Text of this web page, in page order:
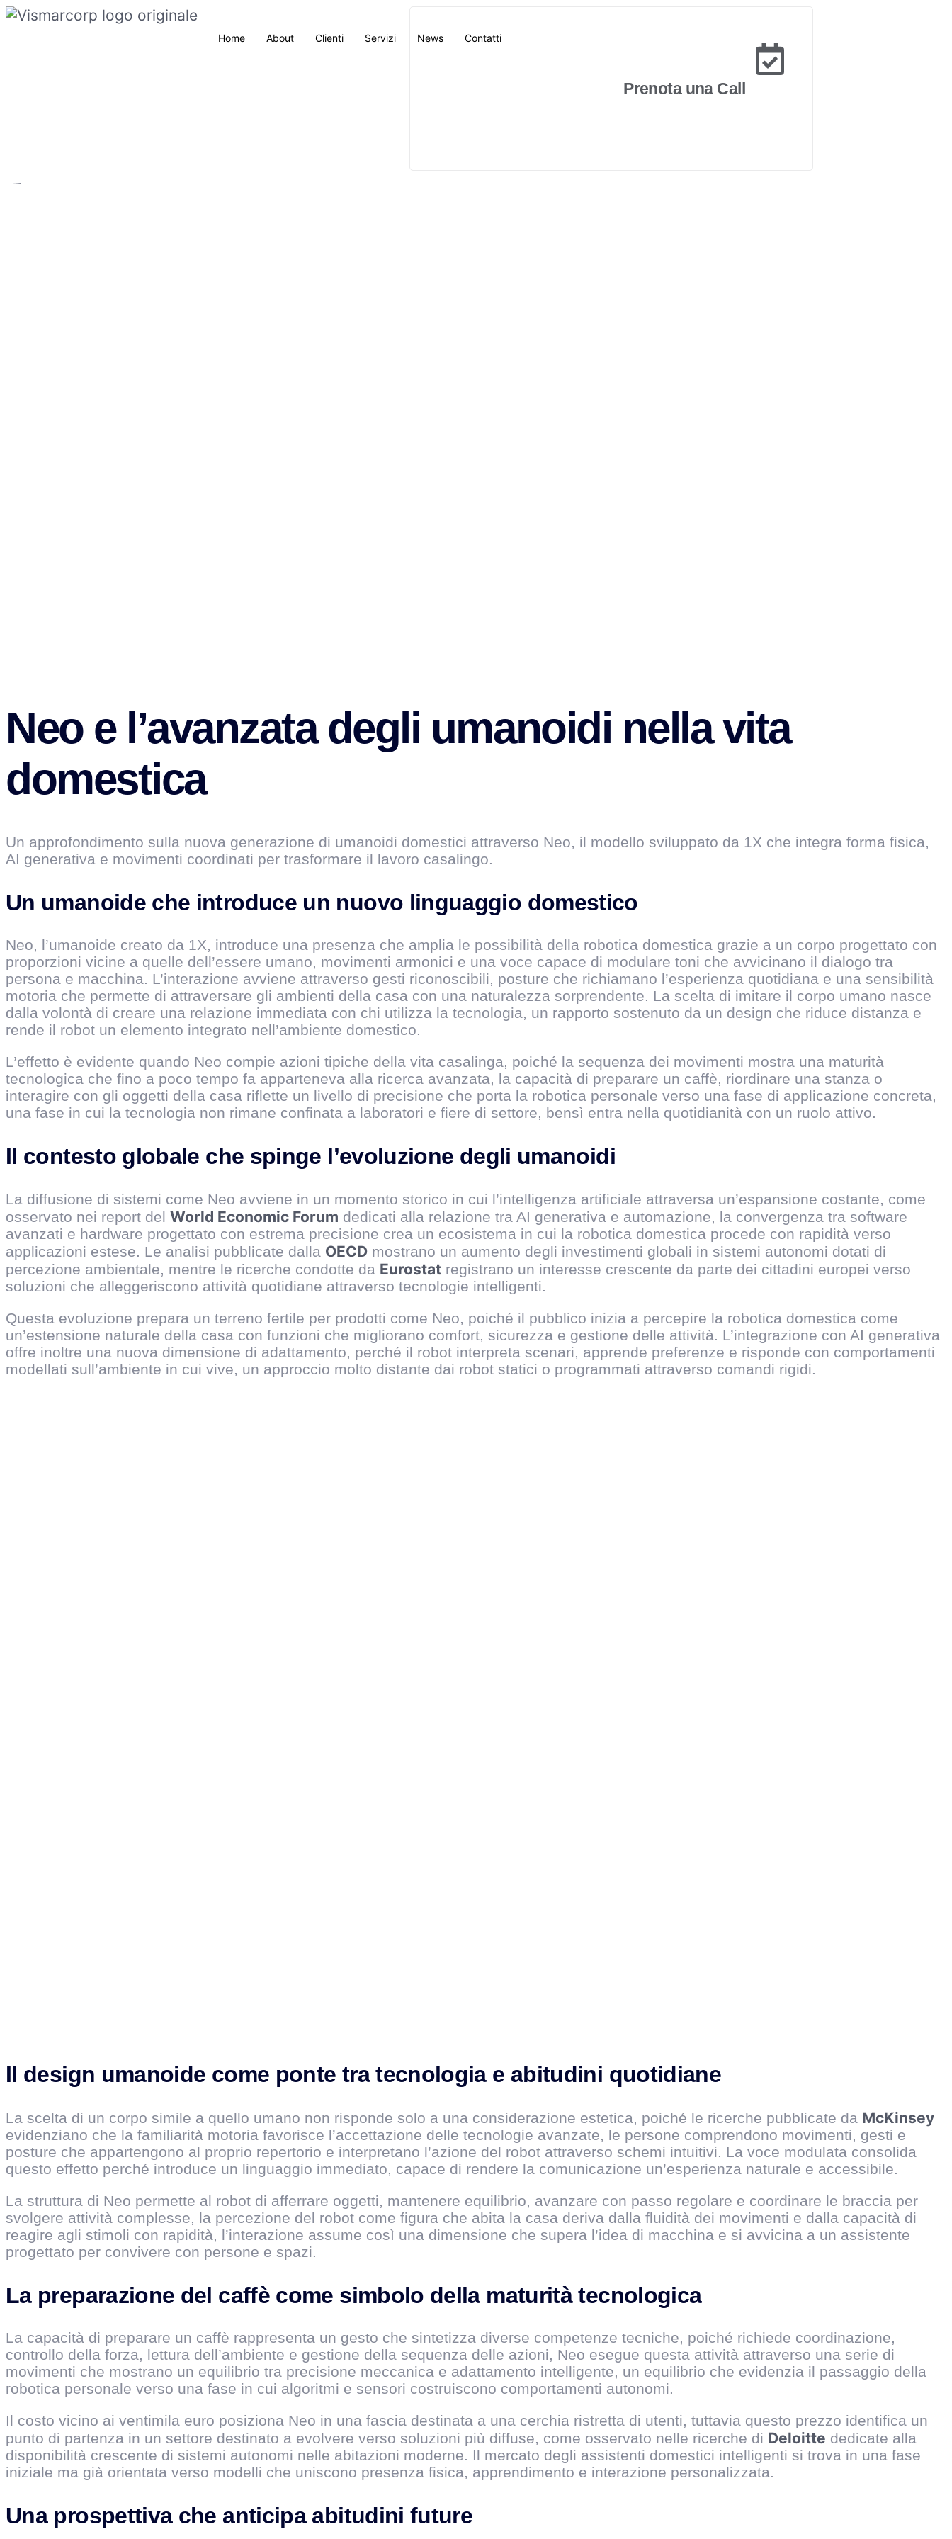
Home About Clienti Servizi News Contatti
Prenota una Call
Neo e l’avanzata degli umanoidi nella vita
domestica
Un approfondimento sulla nuova generazione di umanoidi domestici attraverso Neo, il modello sviluppato da 1X che integra forma fisica,
AI generativa e movimenti coordinati per trasformare il lavoro casalingo.
Un umanoide che introduce un nuovo linguaggio domestico
Neo, l’umanoide creato da 1X, introduce una presenza che amplia le possibilità della robotica domestica grazie a un corpo progettato con
proporzioni vicine a quelle dell’essere umano, movimenti armonici e una voce capace di modulare toni che avvicinano il dialogo tra
persona e macchina. L’interazione avviene attraverso gesti riconoscibili, posture che richiamano l’esperienza quotidiana e una sensibilità
motoria che permette di attraversare gli ambienti della casa con una naturalezza sorprendente. La scelta di imitare il corpo umano nasce
dalla volontà di creare una relazione immediata con chi utilizza la tecnologia, un rapporto sostenuto da un design che riduce distanza e
rende il robot un elemento integrato nell’ambiente domestico.
L’effetto è evidente quando Neo compie azioni tipiche della vita casalinga, poiché la sequenza dei movimenti mostra una maturità
tecnologica che fino a poco tempo fa apparteneva alla ricerca avanzata, la capacità di preparare un caffè, riordinare una stanza o
interagire con gli oggetti della casa riflette un livello di precisione che porta la robotica personale verso una fase di applicazione concreta,
una fase in cui la tecnologia non rimane confinata a laboratori e fiere di settore, bensì entra nella quotidianità con un ruolo attivo.
Il contesto globale che spinge l’evoluzione degli umanoidi
La diffusione di sistemi come Neo avviene in un momento storico in cui l’intelligenza artificiale attraversa un’espansione costante, come
osservato nei report del World Economic Forum dedicati alla relazione tra AI generativa e automazione, la convergenza tra software
avanzati e hardware progettato con estrema precisione crea un ecosistema in cui la robotica domestica procede con rapidità verso
applicazioni estese. Le analisi pubblicate dalla OECD mostrano un aumento degli investimenti globali in sistemi autonomi dotati di
percezione ambientale, mentre le ricerche condotte da Eurostat registrano un interesse crescente da parte dei cittadini europei verso
soluzioni che alleggeriscono attività quotidiane attraverso tecnologie intelligenti.
Questa evoluzione prepara un terreno fertile per prodotti come Neo, poiché il pubblico inizia a percepire la robotica domestica come
un’estensione naturale della casa con funzioni che migliorano comfort, sicurezza e gestione delle attività. L’integrazione con AI generativa
offre inoltre una nuova dimensione di adattamento, perché il robot interpreta scenari, apprende preferenze e risponde con comportamenti
modellati sull’ambiente in cui vive, un approccio molto distante dai robot statici o programmati attraverso comandi rigidi.
Il design umanoide come ponte tra tecnologia e abitudini quotidiane
La scelta di un corpo simile a quello umano non risponde solo a una considerazione estetica, poiché le ricerche pubblicate da McKinsey
evidenziano che la familiarità motoria favorisce l’accettazione delle tecnologie avanzate, le persone comprendono movimenti, gesti e
posture che appartengono al proprio repertorio e interpretano l’azione del robot attraverso schemi intuitivi. La voce modulata consolida
questo effetto perché introduce un linguaggio immediato, capace di rendere la comunicazione un’esperienza naturale e accessibile.
La struttura di Neo permette al robot di afferrare oggetti, mantenere equilibrio, avanzare con passo regolare e coordinare le braccia per
svolgere attività complesse, la percezione del robot come figura che abita la casa deriva dalla fluidità dei movimenti e dalla capacità di
reagire agli stimoli con rapidità, l’interazione assume così una dimensione che supera l’idea di macchina e si avvicina a un assistente
progettato per convivere con persone e spazi.
La preparazione del caffè come simbolo della maturità tecnologica
La capacità di preparare un caffè rappresenta un gesto che sintetizza diverse competenze tecniche, poiché richiede coordinazione,
controllo della forza, lettura dell’ambiente e gestione della sequenza delle azioni, Neo esegue questa attività attraverso una serie di
movimenti che mostrano un equilibrio tra precisione meccanica e adattamento intelligente, un equilibrio che evidenzia il passaggio della
robotica personale verso una fase in cui algoritmi e sensori costruiscono comportamenti autonomi.
Il costo vicino ai ventimila euro posiziona Neo in una fascia destinata a una cerchia ristretta di utenti, tuttavia questo prezzo identifica un
punto di partenza in un settore destinato a evolvere verso soluzioni più diffuse, come osservato nelle ricerche di Deloitte dedicate alla
disponibilità crescente di sistemi autonomi nelle abitazioni moderne. Il mercato degli assistenti domestici intelligenti si trova in una fase
iniziale ma già orientata verso modelli che uniscono presenza fisica, apprendimento e interazione personalizzata.
Una prospettiva che anticipa abitudini future